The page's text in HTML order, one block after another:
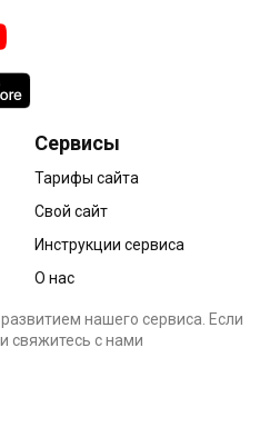
Сервисы
Тарифы сайта
Свой сайт
Инструкции сервиса
О нас
нашего сервиса. Если
cвяжитесь с нами